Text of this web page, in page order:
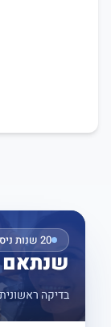
20 שנות ניסיון · חבר בהתאחדות
שנתאם
בדיקה